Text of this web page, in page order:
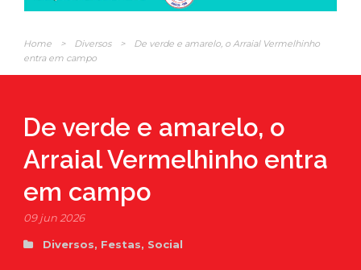
Home > Diversos >
De verde e amarelo, o Arraial Vermelhinho
entra em campo
De verde e amarelo, o
Arraial Vermelhinho entra
em campo
09 jun 2026
Diversos, Festas, Social